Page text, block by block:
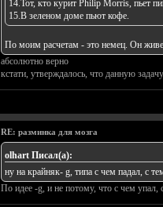
14.Тот, кто курит Philip Morris, пьет
15.В зеленом доме пьют кофе.
По моим расчетам - это немец. Он
абсолютно верно
кстати, утверждалось, что данную
RE: разминка для мозга
olhart Писал(а):
ну на крайняк- g, типа с чем падал, с
По идее -g, и не потому, что с чем упал,